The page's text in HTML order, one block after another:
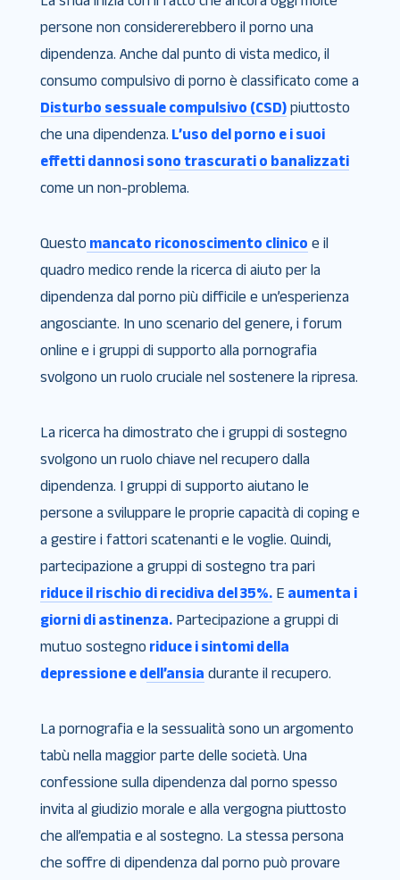
persone non considererebbero il porno una
dipendenza. Anche dal punto di vista medico, il
consumo compulsivo di porno è classificato come a
Disturbo sessuale compulsivo (CSD)piuttosto
che una dipendenza. L’uso del porno e i suoi
effetti dannosi sono trascurati o banalizzati
come un non-problema.
Questo mancato riconoscimento clinico e il
quadro medico rende la ricerca di aiuto per la
dipendenza dal porno più difficile e un’esperienza
angosciante. In uno scenario del genere, i forum
online e i gruppi di supporto alla pornografia
svolgono un ruolo cruciale nel sostenere la ripresa.
La ricerca ha dimostrato che i gruppi di sostegno
svolgono un ruolo chiave nel recupero dalla
dipendenza. I gruppi di supporto aiutano le
persone a sviluppare le proprie capacità di coping e
a gestire i fattori scatenanti e le voglie. Quindi,
partecipazione a gruppi di sostegno tra pari
riduce il rischio di recidiva del 35%.E aumenta i
giorni di astinenza.Partecipazione a gruppi di
mutuo sostegno riduce i sintomi della
depressione e dell’ansia durante il recupero.
La pornografia e la sessualità sono un argomento
tabù nella maggior parte delle società. Una
confessione sulla dipendenza dal porno spesso
invita al giudizio morale e alla vergogna piuttosto
che all’empatia e al sostegno. La stessa persona
che soffre di dipendenza dal porno può provare